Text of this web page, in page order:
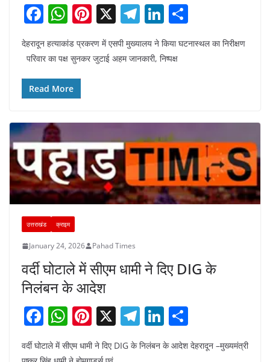
F
c
e
b
o
k
W
h
at
s
A
p
Pi
nt
er
e
X T
e
Li
n
k ar
देहरादून हत्याकांड प्रकरण में एसपी मुख्यालय ने किया घटनास्थल का निरीक्षण
परिवार का पक्ष सुनकर जुटाई अहम जानकारी, निष्पक्ष
Read More
उत्तराखंड क्राइम
January 24, 2026 Pahad Times
वर्दी घोटाले में सीएम धामी ने दिए DIG के
निलंबन के आदेश
F
a
c
W
h
at
Pi
nt
er
X T
el
e
Li
n
k
h
ar
वर्दी घोटाले में सीएम धामी ने दिए DIG के निलंबन के आदेश देहरादून –मुख्यमंत्री